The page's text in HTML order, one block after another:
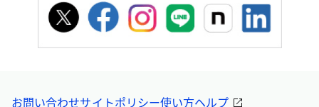
お問い合わせサイトポリシー使い方ヘルプ